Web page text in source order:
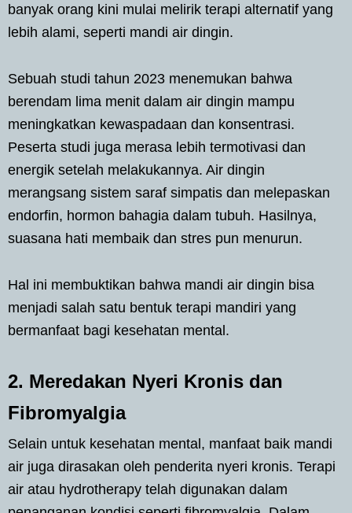
banyak orang kini mulai melirik terapi alternatif yang
lebih alami, seperti mandi air dingin.
Sebuah studi tahun 2023 menemukan bahwa
berendam lima menit dalam air dingin mampu
meningkatkan kewaspadaan dan konsentrasi.
Peserta studi juga merasa lebih termotivasi dan
energik setelah melakukannya. Air dingin
merangsang sistem saraf simpatis dan melepaskan
endorfin, hormon bahagia dalam tubuh. Hasilnya,
suasana hati membaik dan stres pun menurun.
Hal ini membuktikan bahwa mandi air dingin bisa
menjadi salah satu bentuk terapi mandiri yang
bermanfaat bagi kesehatan mental.
2. Meredakan Nyeri Kronis dan
Fibromyalgia
Selain untuk kesehatan mental, manfaat baik mandi
air juga dirasakan oleh penderita nyeri kronis. Terapi
air atau hydrotherapy telah digunakan dalam